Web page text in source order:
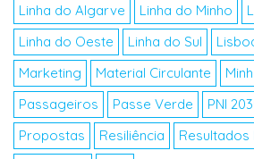
Linha do Algarve
Linha do Minho
Linha do Oeste
Linha do Sul
Marketing
Material Circulante
Passageiros
Passe Verde PNI
Propostas
Resiliência
Resultados